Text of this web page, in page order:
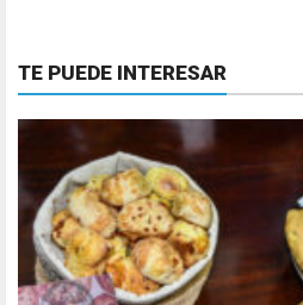
TE PUEDE INTERESAR